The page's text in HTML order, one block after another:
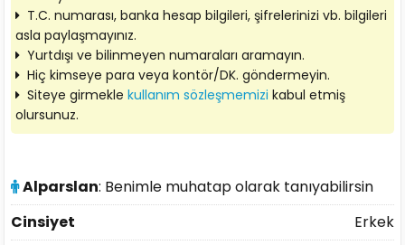
T.C. numarası, banka hesap bilgileri, şifrelerinizi vb. bilgileri
asla paylaşmayınız.
Yurtdışı ve bilinmeyen numaraları aramayın.
Hiç kimseye para veya kontör/DK. göndermeyin.
Siteye girmeklekullanım sözleşmemizi kabul etmiş
olursunuz.
Alparslan: Benimle muhatap olarak tanıyabilirsin
Cinsiyet
Erkek